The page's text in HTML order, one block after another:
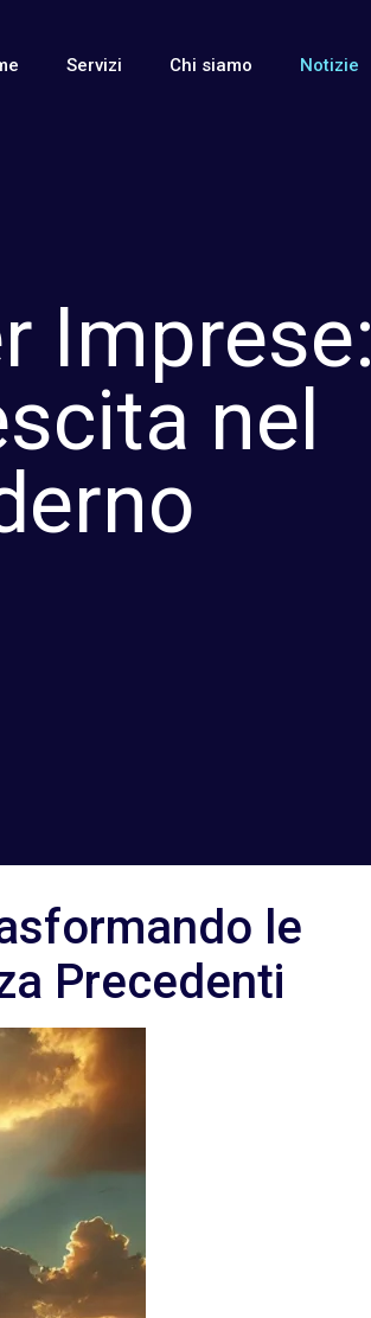
Servizi Chi siamo Notizie
Imprese:
nel
le
Precedenti